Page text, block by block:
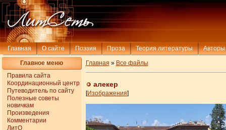
Главная О сайте Поэзия Проза Теория литературы Авторы
Главное меню
Правила сайта
Координационный центр
Путеводитель по сайту
Полезные советы
новичкам
Произведения
Комментарии
ЛитО
Главная » Все файлы
алекер
[Изображения]